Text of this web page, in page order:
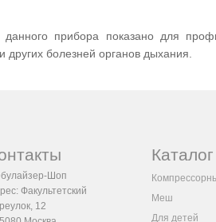
прибора показано для
других болезней органов дыхания.
Шоп
Факультетский
12
Каталог
Меш
Для детей